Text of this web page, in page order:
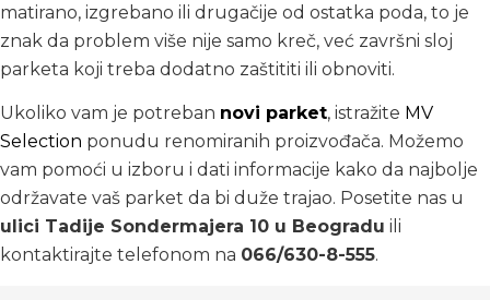
matirano, izgrebano ili drugačije od ostatka poda, to je
znak da problem više nije samo kreč, već završni sloj
parketa koji treba dodatno zaštititi ili obnoviti.
Ukoliko vam je potreban novi parket, istražite MV
Selection ponudu renomiranih proizvođača. Možemo
vam pomoći u izboru i dati informacije kako da najbolje
održavate vaš parket da bi duže trajao. Posetite nas u
ulici Tadije Sondermajera 10 u Beogradu ili
kontaktirajte telefonom na 066/630-8-555.